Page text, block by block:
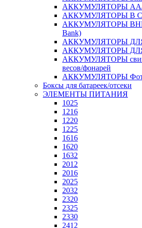
АККУМУЛЯТОРЫ АА/
АККУМУЛЯТОРЫ В
АККУМУЛЯТОРЫ
Bank)
АККУМУЛЯТОРЫ
АККУМУЛЯТОРЫ
АККУМУЛЯТОРЫ
весов/фонарей
АККУМУЛЯТОРЫ
Боксы для батареек/отсеки
ЭЛЕМЕНТЫ ПИТАНИЯ
1025
1216
1220
1225
1616
1620
1632
2012
2016
2025
2032
2320
2325
2330
2412